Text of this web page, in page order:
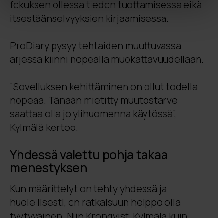
fokuksen ollessa tiedon tuottamisessa eikä
itsestäänselvyyksien kirjaamisessa.
ProDiary pysyy tehtaiden muuttuvassa
arjessa kiinni nopealla muokattavuudellaan.
”Sovelluksen kehittäminen on ollut todella
nopeaa. Tänään mietitty muutostarve
saattaa olla jo ylihuomenna käytössä”,
Kylmälä kertoo.
Yhdessä valettu pohja takaa
menestyksen
Kun määrittelyt on tehty yhdessä ja
huolellisesti, on ratkaisuun helppo olla